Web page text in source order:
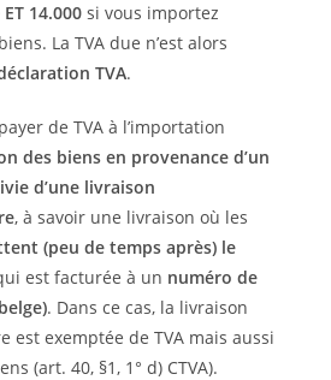
14.000 si vous importez
La TVA due n’est alors
TVA.
de TVA à l’importation
des biens en provenance d’un
d’une livraison
, à savoir une livraison où les
(peu de temps après) le
est facturée à un numéro de
. Dans ce cas, la livraison
est exemptée de TVA mais aussi
(art. 40, §1, 1° d) CTVA).